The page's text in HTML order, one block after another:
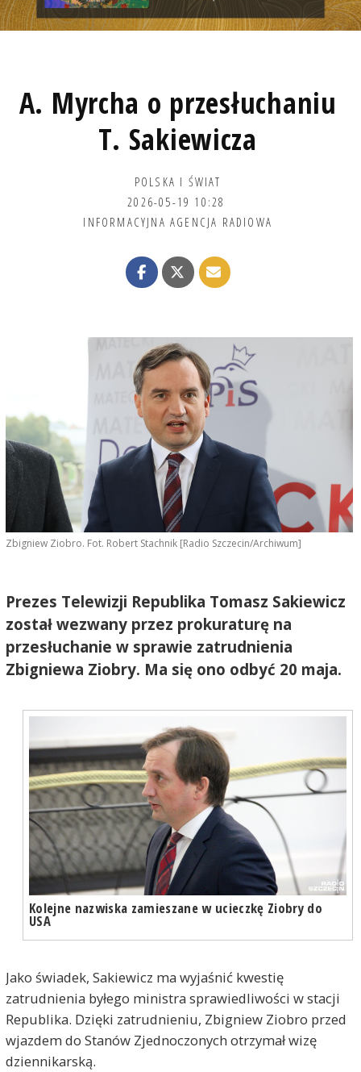
A. Myrcha o przesłuchaniu
T. Sakiewicza
POLSKA I ŚWIAT
2026-05-19 10:28
INFORMACYJNA AGENCJA RADIOWA
Zbigniew Ziobro. Fot. Robert Stachnik [Radio Szczecin/Archiwum]
Prezes Telewizji Republika Tomasz Sakiewicz
został wezwany przez prokuraturę na
przesłuchanie w sprawie zatrudnienia
Zbigniewa Ziobry. Ma się ono odbyć 20 maja.
Kolejne nazwiska zamieszane w ucieczkę Ziobry do
USA
Jako świadek, Sakiewicz ma wyjaśnić kwestię
zatrudnienia byłego ministra sprawiedliwości w stacji
Republika. Dzięki zatrudnieniu, Zbigniew Ziobro przed
wjazdem do Stanów Zjednoczonych otrzymał wizę
dziennikarską.